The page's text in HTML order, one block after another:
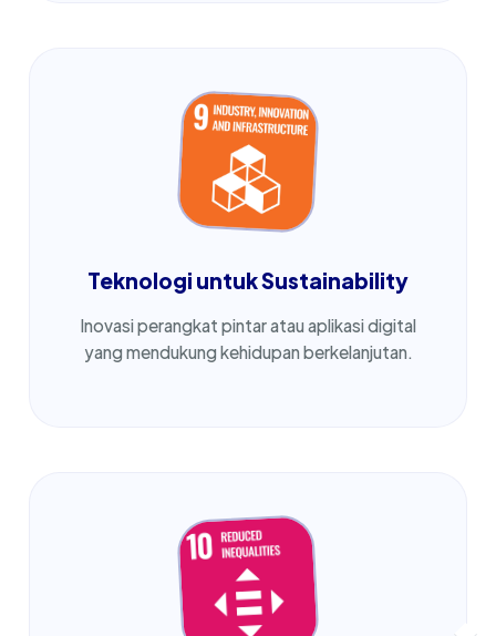
Teknologi untuk Sustainability
Inovasi perangkat pintar atau aplikasi digital
yang mendukung kehidupan berkelanjutan.